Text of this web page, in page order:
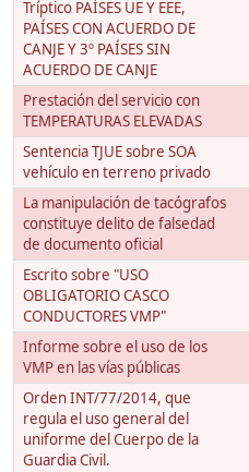
Tríptico PAÍSES UE Y EEE,
PAÍSES CON ACUERDO DE
CANJE Y 3º PAÍSES SIN
ACUERDO DE CANJE
Prestación del servicio con
TEMPERATURAS ELEVADAS
Sentencia TJUE sobre SOA
vehículo en terreno privado
La manipulación de tacógrafos
constituye delito de falsedad
de documento oficial
Escrito sobre "USO
OBLIGATORIO CASCO
CONDUCTORES VMP"
Informe sobre el uso de los
VMP en las vías públicas
Orden INT/77/2014, que
regula el uso general del
uniforme del Cuerpo de la
Guardia Civil.